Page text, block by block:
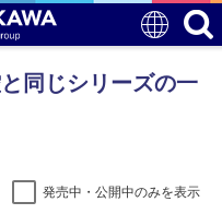
同じシリーズの一
発売中・公開中のみを表示